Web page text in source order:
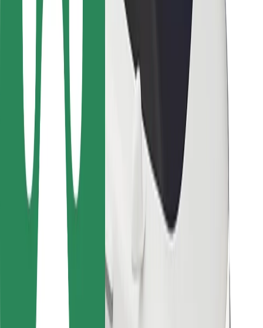
Klienditugi
Sõitjatele
Juhtidele
Kulleritele
Bolt Food
Sõidukiparkidele
Restoranidele
Bolt for Business
Muu
Tingimused
Küpsised
Telli auto minutitega!
Laadi alla Bolti rakendus